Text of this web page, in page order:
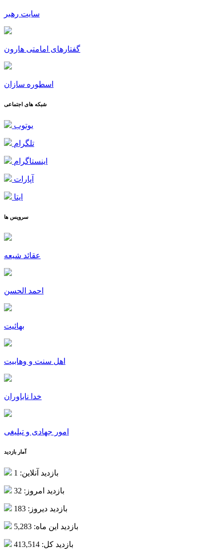
سایت رهبر
گفتارهای امامتی هارون
اسطوره سازان
شبکه های اجتماعی
یوتوب
تلگرام
اینستاگرام
آپارات
ایتا
سرویس ها
عقائد شیعه
احمد الحسن
بهائیت
اهل سنت و وهابیت
خدا ناباوران
امور جهادی و تبلیغی
آمار بازدید
بازدید آنلاین: 1
بازدید امروز: 32
بازدید دیروز: 183
بازدید این ماه: 5,283
بازدید کل: 413,514